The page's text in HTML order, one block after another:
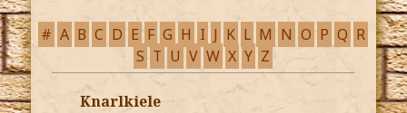
# A B C D E F G H I J K L M N O P Q R
S T U V W X Y Z
Knarlkiele